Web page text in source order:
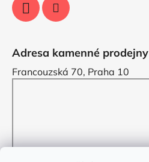
Adresa kamenné prodejny
Francouzská 70, Praha 10